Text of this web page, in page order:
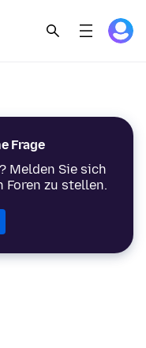
Frage
Melden Sie sich
Foren zu stellen.